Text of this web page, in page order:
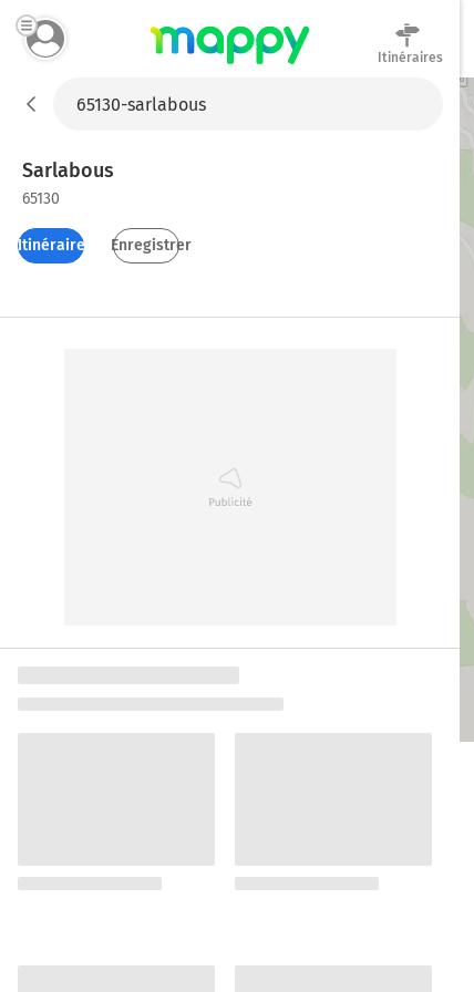
Itinéraires
Sarlabous
65130
Itinéraires Enregistrer